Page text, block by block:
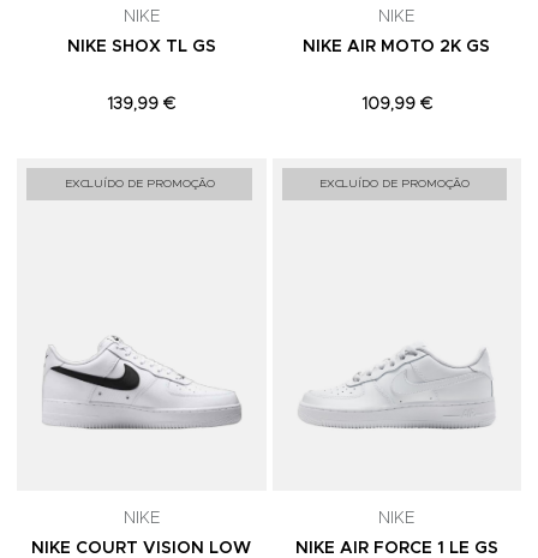
NIKE
NIKE SHOX TL GS
139,99 €
NIKE
NIKE AIR MOTO 2K GS
109,99 €
EXCLUÍDO DE PROMOÇÃO Adicionar aos Favoritos
NIKE
NIKE COURT VISION LOW
EXCLUÍDO DE PROMOÇÃO
NIKE
NIKE AIR FORCE 1 LE GS